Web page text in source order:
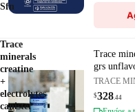
Sfn
Trace
minerals
creatine
+
electrolytes
canister
Trace
grs
TRACE
$328.44